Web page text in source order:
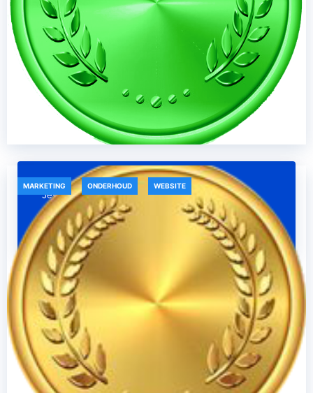
Jevy september 12, 2023
Basic
MARKETING ONDERHOUD WEBSITE